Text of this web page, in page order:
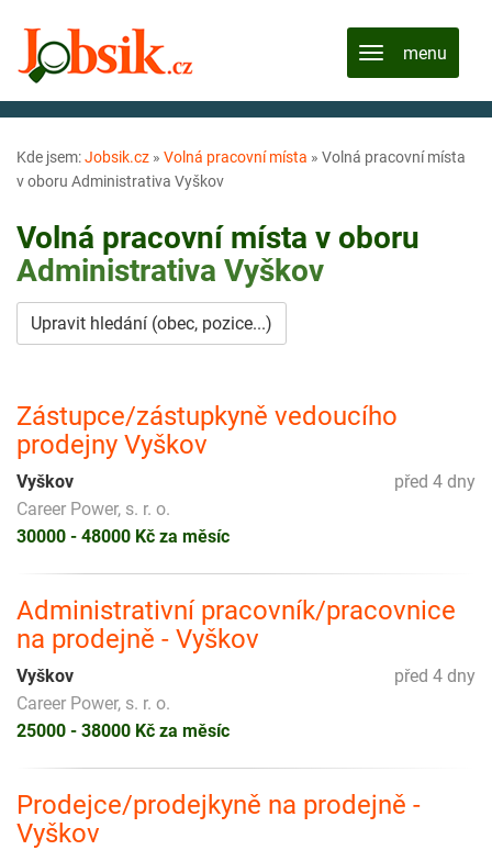
Kde jsem:Jobsik.cz » Volná pracovní místa » Volná pracovní místa
v oboru Administrativa Vyškov
Volná pracovní místa v oboru
Administrativa Vyškov
Upravit hledání (obec, pozice...)
Zástupce/zástupkyně vedoucího
prodejny Vyškov
před 4 dny
Vyškov
Career Power, s. r. o.
30000 - 48000 Kč za měsíc
Administrativní pracovník/pracovnice
na prodejně - Vyškov
před 4 dny
Vyškov
Career Power, s. r. o.
25000 - 38000 Kč za měsíc
Prodejce/prodejkyně na prodejně -
Vyškov